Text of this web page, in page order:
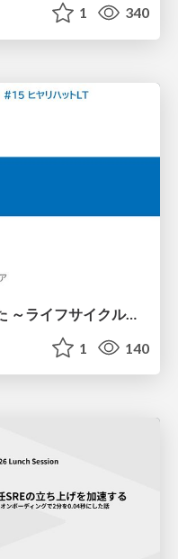
1 340
ITヒヤリハットを整理してみた ～ライフサイクルと原因から考える再発防止策～
1 140